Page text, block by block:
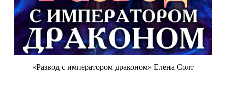
«Развод с императором драконом» Елена Солт